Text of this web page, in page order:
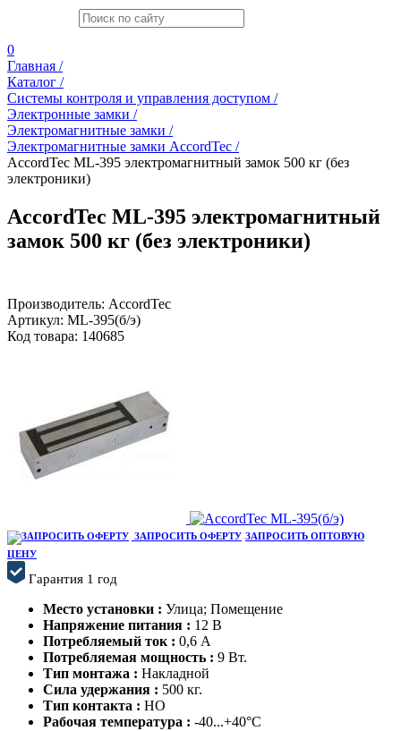
0
Главная /
Каталог /
Системы контроля и управления доступом /
Электронные замки /
Электромагнитные замки /
Электромагнитные замки AccordTec /
AccordTec ML-395 электромагнитный замок 500 кг (без
электроники)
AccordTec ML-395 электромагнитный
замок 500 кг (без электроники)
Производитель: AccordTec
Артикул: ML-395(б/э)
Код товара: 140685
ЗАПРОСИТЬ ОФЕРТУ ЗАПРОСИТЬ ОПТОВУЮ
ЦЕНУ
Гарантия 1 год
Место установки : Улица; Помещение
Напряжение питания : 12 В
Потребляемый ток : 0,6 А
Потребляемая мощность : 9 Вт.
Тип монтажа : Накладной
Сила удержания : 500 кг.
Тип контакта : НО
Рабочая температура : -40...+40°C